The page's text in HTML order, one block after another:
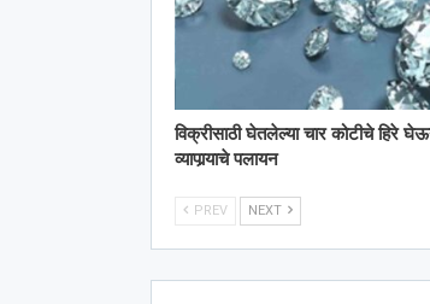
विक्रीसाठी घेतलेल्या चार कोटीचे हिरे
व्यापार्‍याचे पलायन
PREV NEXT